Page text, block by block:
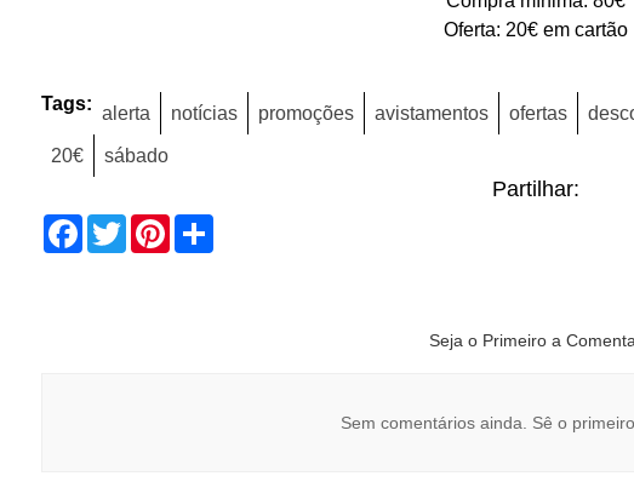
Oferta: 20€ em cartão
Tags: alerta notícias promoções avistamentos ofertas
20€
sábado
Partilhar:
Facebook
TwitterPinterest
Share
Seja o Primeiro a
Sem comentários ainda. Sê o